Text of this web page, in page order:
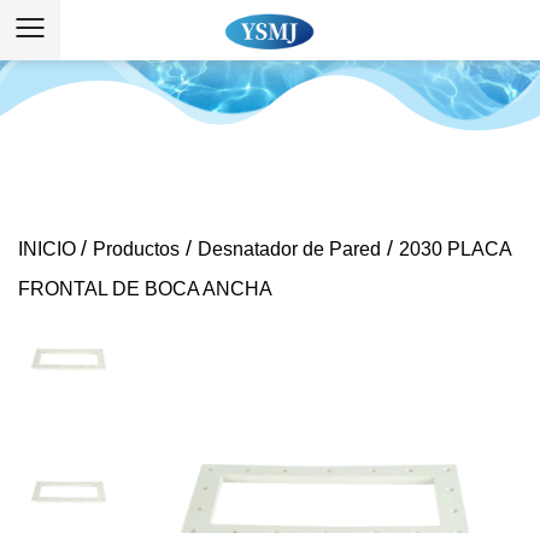
INICIO / Productos / Desnatador de Pared / 2030 PLACA
FRONTAL DE BOCA ANCHA